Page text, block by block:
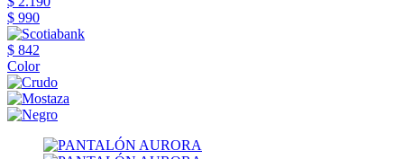
$ 990
$ 842
Color